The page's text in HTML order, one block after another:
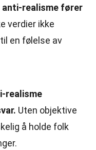
anti-realisme fører
verdier ikke
en følelse av
realisme
Uten objektive
å holde folk